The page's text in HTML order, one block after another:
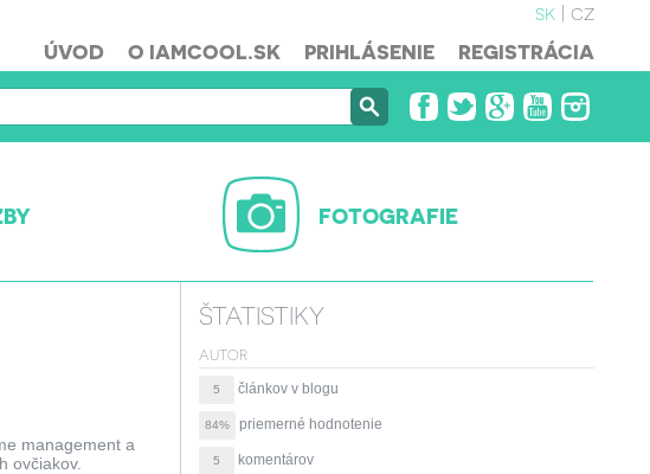
sk
cz
ÚVOD
O IAMCOOL.SK PRIHLÁSENIE REGISTRÁCIA
FOTOGRAFIE
management a
ovčiakov.
ŠTATISTIKY
AUTOR
5 článkov v blogu
84% priemerné hodnotenie
5 komentárov